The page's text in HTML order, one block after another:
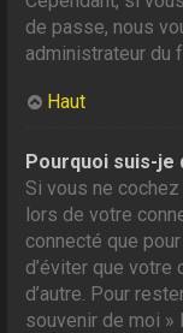
de passe, nous
administrateur du
Haut
Pourquoi suis-je
Si vous ne
lors de votre
connecté que
d’éviter que votre
d’autre. Pour
souvenir de moi »